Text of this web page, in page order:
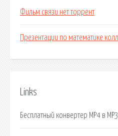
Фильм связи нет торрент
Презентации по математике
Links
Бесплатный конвертер MP4 в